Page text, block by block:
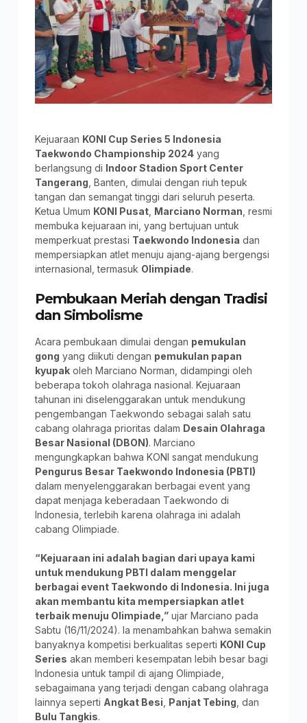
Kejuaraan KONI Cup Series 5 Indonesia
Taekwondo Championship 2024yang
berlangsung di Indoor Stadion Sport Center
Tangerang , Banten, dimulai dengan riuh tepuk
tangan dan semangat tinggi dari seluruh peserta.
Ketua Umum KONI Pusat, Marciano Norman , resmi
membuka kejuaraan ini, yang bertujuan untuk
memperkuat prestasi Taekwondo Indonesia dan
mempersiapkan atlet menuju ajang-ajang bergengsi
internasional, termasuk Olimpiade.
Pembukaan Meriah dengan Tradisi
dan Simbolisme
Acara pembukaan dimulai dengan pemukulan
gong yang diikuti dengan pemukulan papan
kyupakoleh Marciano Norman, didampingi oleh
beberapa tokoh olahraga nasional. Kejuaraan
tahunan ini diselenggarakan untuk mendukung
pengembangan Taekwondo sebagai salah satu
cabang olahraga prioritas dalam Desain Olahraga
Besar Nasional (DBON). Marciano
mengungkapkan bahwa KONI sangat mendukung
Pengurus Besar Taekwondo Indonesia (PBTI)
dalam menyelenggarakan berbagai event yang
dapat menjaga keberadaan Taekwondo di
Indonesia, terlebih karena olahraga ini adalah
cabang Olimpiade.
“Kejuaraan ini adalah bagian dari upaya kami
untuk mendukung PBTI dalam menggelar
berbagai event Taekwondo di Indonesia. Ini juga
akan membantu kita mempersiapkan atlet
terbaik menuju Olimpiade,”ujar Marciano pada
Sabtu (16/11/2024). Ia menambahkan bahwa semakin
banyaknya kompetisi berkualitas seperti KONI Cup
Series akan memberi kesempatan lebih besar bagi
Indonesia untuk tampil di ajang Olimpiade,
sebagaimana yang terjadi dengan cabang olahraga
lainnya seperti Angkat Besi Panjat Tebing , dan
Bulu Tangkis.